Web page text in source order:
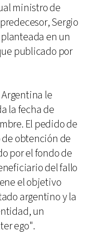
ministro de
Sergio
en un
publicado por
le
la fecha de
El pedido de
de obtención de
por el fondo de
del fallo
el objetivo
argentino y la
un
ego".